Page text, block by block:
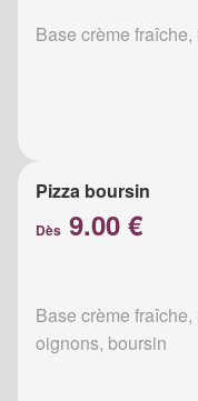
Base crème
Pizza boursin
Dès 9.00 €
Base crème
oignons, boursin